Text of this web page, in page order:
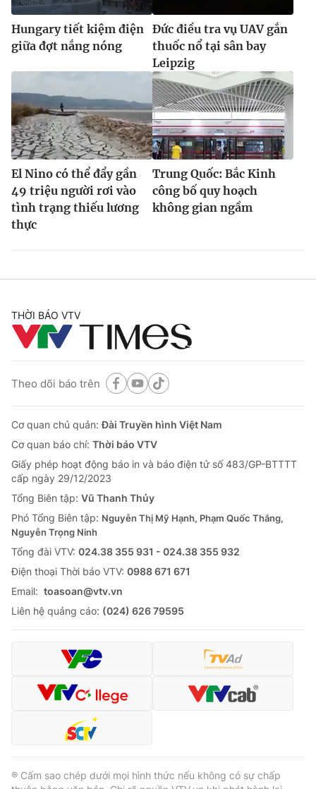
Hungary tiết kiệm điện
giữa đợt nắng nóng
Đức điều tra vụ UAV gắn
thuốc nổ tại sân bay
Leipzig
El Nino có thể đẩy gần
49 triệu người rơi vào
tình trạng thiếu lương
thực
Trung Quốc: Bắc Kinh
công bố quy hoạch
không gian ngầm
THỜI BÁO VTV
Theo dõi báo trên
Cơ quan chủ quản:Đài Truyền hình Việt Nam
Cơ quan báo chí: Thời báo VTV
Giấy phép hoạt động báo in và báo điện tử số 483/GP-BTTTT
cấp ngày 29/12/2023
Tổng Biên tập: Vũ Thanh Thủy
Phó Tổng Biên tập: Nguyễn Thị Mỹ Hạnh, Phạm Quốc Thắng,
Nguyễn Trọng Ninh
Tổng đài VTV: 024.38 355 931 - 024.38 355 932
Ðiện thoại Thời báo VTV: 0988 671 671
Email: toasoan@vtv.vn
Liên hệ quảng cáo: (024) 626 79595
® Cấm sao chép dưới mọi hình thức nếu không có sự chấp